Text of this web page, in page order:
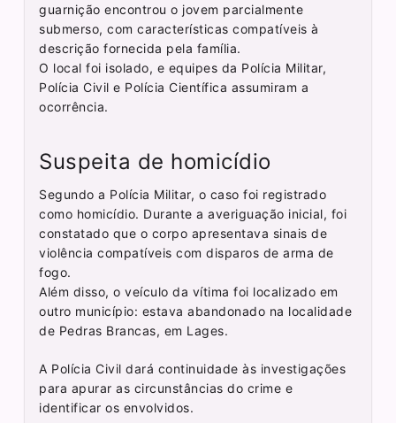
guarnição encontrou o jovem parcialmente
submerso, com características compatíveis à
descrição fornecida pela família.
O local foi isolado, e equipes da Polícia Militar,
Polícia Civil e Polícia Científica assumiram a
ocorrência.
Suspeita de homicídio
Segundo a Polícia Militar, o caso foi registrado
como homicídio. Durante a averiguação inicial, foi
constatado que o corpo apresentava sinais de
violência compatíveis com disparos de arma de
fogo.
Além disso, o veículo da vítima foi localizado em
outro município: estava abandonado na localidade
de Pedras Brancas, em Lages.
A Polícia Civil dará continuidade às investigações
para apurar as circunstâncias do crime e
identificar os envolvidos.